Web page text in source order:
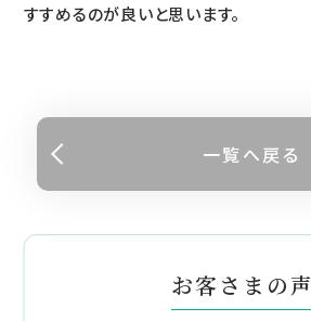
すすめるのが良いと思います。
一覧へ戻る
お客さまの声